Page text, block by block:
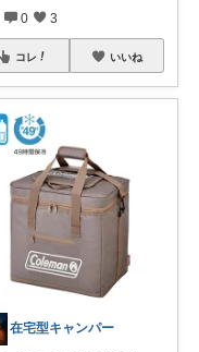
0 3
コレ いいね
在宅型キャンパー